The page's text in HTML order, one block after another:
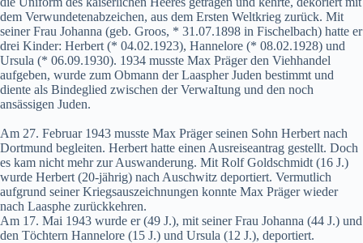
dem Verwundetenabzeichen, aus dem Ersten Weltkrieg zurück. Mit
seiner Frau Johanna (geb. Groos, * 31.07.1898 in Fischelbach) hatte er
drei Kinder: Herbert (* 04.02.1923), Hannelore (* 08.02.1928) und
Ursula (* 06.09.1930). 1934 musste Max Präger den Viehhandel
aufgeben, wurde zum Obmann der Laaspher Juden bestimmt und
diente als Bindeglied zwischen der VerwaItung und den noch
ansässigen Juden.
Am 27. Februar 1943 musste Max Präger seinen Sohn Herbert nach
Dortmund begleiten. Herbert hatte einen Ausreiseantrag gestellt. Doch
es kam nicht mehr zur Auswanderung. Mit Rolf Goldschmidt (16 J.)
wurde Herbert (20-jährig) nach Auschwitz deportiert. Vermutlich
aufgrund seiner Kriegsauszeichnungen konnte Max Präger wieder
nach Laasphe zurückkehren.
Am 17. Mai 1943 wurde er (49 J.), mit seiner Frau Johanna (44 J.) und
den Töchtern Hannelore (15 J.) und Ursula (12 J.), deportiert.